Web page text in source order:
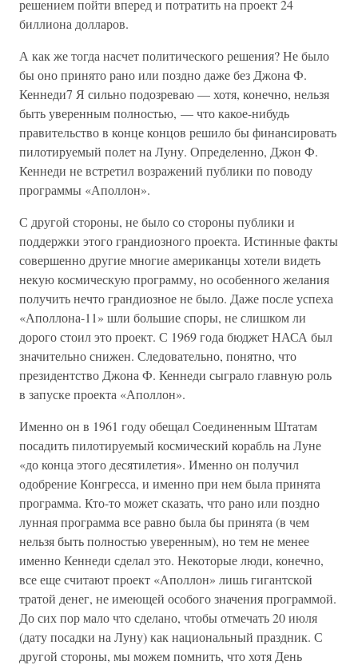
решением пойти вперед и потратить на проект 24
биллиона долларов.
А как же тогда насчет политического решения? Не было
бы оно принято рано или поздно даже без Джона Ф.
Кеннеди7 Я сильно подозреваю — хотя, конечно, нельзя
быть уверенным полностью, — что какое-нибудь
правительство в конце концов решило бы финансировать
пилотируемый полет на Луну. Определенно, Джон Ф.
Кеннеди не встретил возражений публики по поводу
программы «Аполлон».
С другой стороны, не было со стороны публики и
поддержки этого грандиозного проекта. Истинные факты
совершенно другие многие американцы хотели видеть
некую космическую программу, но особенного желания
получить нечто грандиозное не было. Даже после успеха
«Аполлона-11» шли большие споры, не слишком ли
дорого стоил это проект. С 1969 года бюджет НАСА был
значительно снижен. Следовательно, понятно, что
президентство Джона Ф. Кеннеди сыграло главную роль
в запуске проекта «Аполлон».
Именно он в 1961 году обещал Соединенным Штатам
посадить пилотируемый космический корабль на Луне
«до конца этого десятилетия». Именно он получил
одобрение Конгресса, и именно при нем была принята
программа. Кто-то может сказать, что рано или поздно
лунная программа все равно была бы принята (в чем
нельзя быть полностью уверенным), но тем не менее
именно Кеннеди сделал это. Некоторые люди, конечно,
все еще считают проект «Аполлон» лишь гигантской
тратой денег, не имеющей особого значения программой.
До сих пор мало что сделано, чтобы отмечать 20 июля
(дату посадки на Луну) как национальный праздник. С
другой стороны, мы можем помнить, что хотя День